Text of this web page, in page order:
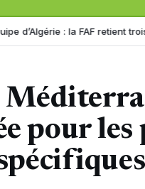
: la FAF retient trois noms
pour